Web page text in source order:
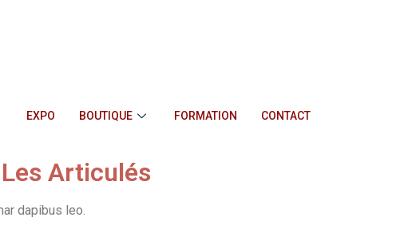
EXPO BOUTIQUE FORMATION CONTACT
Articulés
dapibus leo.